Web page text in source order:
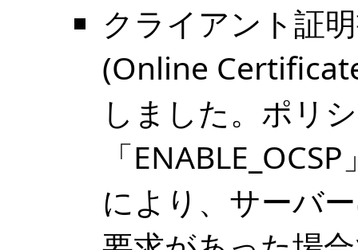
クライアント証
(Online
しました。ポリ
「
により、サーバ